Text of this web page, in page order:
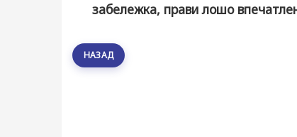
забележка, прави лошо
НАЗАД